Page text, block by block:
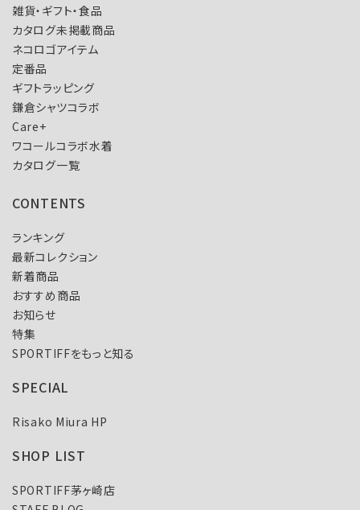
雑貨・ギフト・食品
カタログ未掲載商品
ネコロゴアイテム
定番品
ギフトラッピング
鎌倉シャツコラボ
Care+
ワコールコラボ水着
カタログ一覧
CONTENTS
ランキング
最新コレクション
新着商品
おすすめ商品
お知らせ
特集
SPORTIFFをもっと知る
SPECIAL
Risako Miura HP
SHOP LIST
SPORTIFF茅ヶ崎店